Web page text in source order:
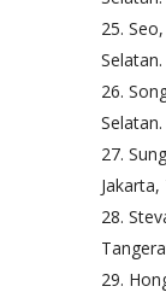
Selatan.
Selatan.